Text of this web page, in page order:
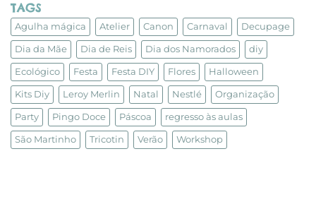
TAGS
Agulha mágica Atelier Canon Carnaval Decupage
Dia da Mãe Dia de Reis Dia dos Namorados diy
Ecológico Festa Festa DIY Flores Halloween
Kits Diy Leroy Merlin Natal Nestlé Organização
Party Pingo Doce Páscoa regresso às aulas
São Martinho Tricotin Verão Workshop